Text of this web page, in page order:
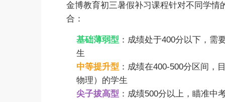
金博教育初三暑假补习课程针对不同学
合：
基础薄弱型 ：成绩处于400分以下，需
生
中等提升型 ：成绩在400-500分区间，
物理）的学生
尖子拔高型 ：成绩500分以上，瞄准中